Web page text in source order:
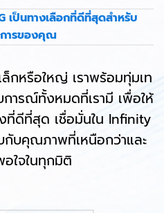
เป็นทางเลือกที่ดีที่สุดสำหรับ
ารของคุณ
ล็กหรือใหญ่ เราพร้อมทุ่มเท
การณ์ทั้งหมดที่เรามี เพื่อให้
ที่ดีที่สุด เชื่อมั่นใน Infinity
บคุณภาพที่เหนือกว่าและ
ใจในทุกมิติ